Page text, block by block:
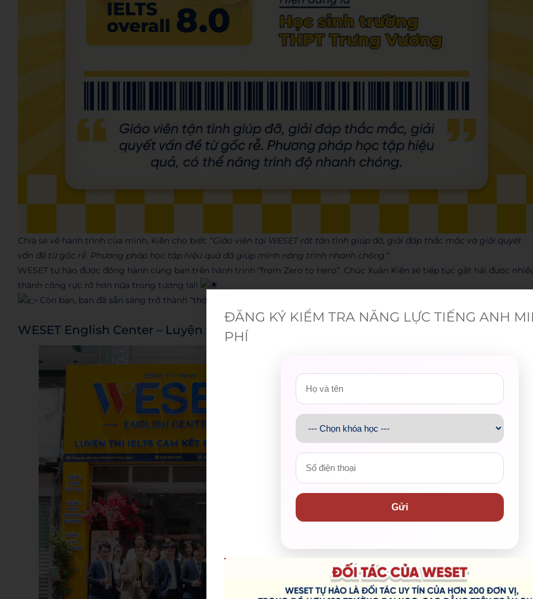
Chia sẻ về hành trình của mình, Kiên cho biết: “Giáo viên tại WESET rất tận tình giúp đỡ, giải đáp thắc mắc và giải quyết
vấn đề từ gốc rễ. Phương pháp học tập hiệu quả đã giúp mình nâng trình nhanh chóng.“
WESET tự hào được đồng hành cùng bạn trên hành trình “from Zero to Hero”. Chúc Xuân Kiên sẽ tiếp tục gặt hái được
thành công rực rỡ hơn nữa trong tương lai!
Còn bạn, bạn đã sẵn sàng trở thành “thợ săn” IELTS tiếp theo chưa?
WESET English Center – Luyện thi tiếng Anh cam kết đầu ra
ĐĂNG KÝ KIỂM TRA NĂNG LỰC TIẾNG ANH
PHÍ
Gửi